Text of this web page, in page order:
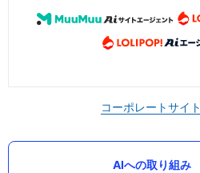
コーポレートサイト
AIへの取り組み